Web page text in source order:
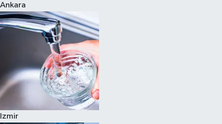
Ankara
Izmir